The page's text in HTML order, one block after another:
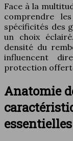
Face à la
comprendre
spécificités des
un choix
densité du
influencent
protection
Anatomie
essentielles